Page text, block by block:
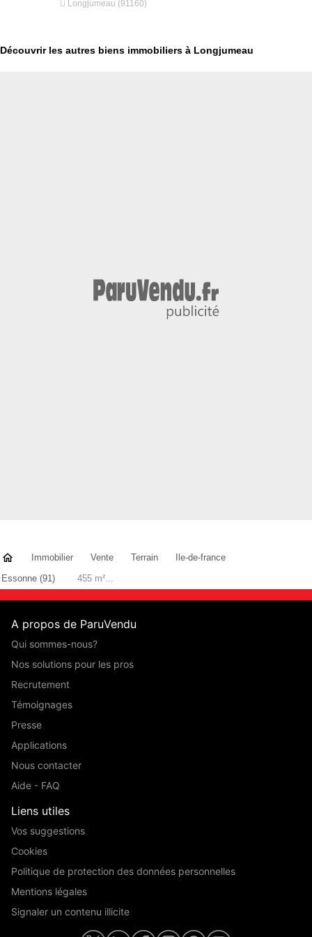
 Longjumeau (91160)
Découvrir les autres biens immobiliers à Longjumeau
Immobilier Vente Terrain
Ile-de-france
Essonne (91)
455 m²...
A propos de ParuVendu
Qui sommes-nous?
Nos solutions pour les pros
Recrutement
Témoignages
Presse
Applications
Nous contacter
Aide - FAQ
Liens utiles
Vos suggestions
Cookies
Politique de protection des données personnelles
Mentions légales
Signaler un contenu illicite